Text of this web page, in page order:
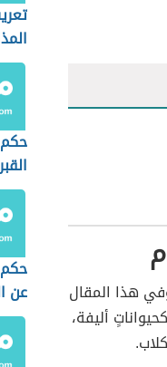
هذا المقال
أليفة،
حكم
عن